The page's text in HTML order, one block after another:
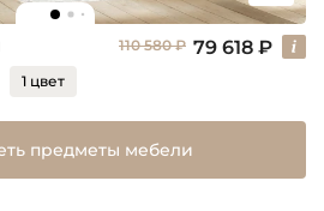
110 580 ₽ 79 618 ₽
1 цвет
предметы мебели